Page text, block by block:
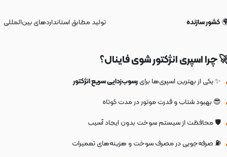
کشور سازنده تولید مطابق استانداردهای بین‌المللی
چرا اسپری انژکتور شوی فاینال؟
✨ یکی از بهترین اسپری‌ها برایرسوب‌زدایی سریع انژکتور
😎 بهبود شتاب و قدرت موتور در مدت کوتاه
🛡️ محافظت از سیستم سوخت بدون ایجاد آسیب
⛽ صرفه‌جویی در مصرف سوخت و هزینه‌های تعمیرات